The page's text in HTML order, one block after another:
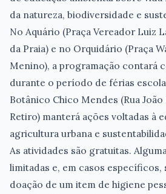
da natureza, biodiversidade e
No Aquário (Praça Vereador Luiz
da Praia) e no Orquidário (Praça
Menino), a programação contará
durante o período de férias
Botânico Chico Mendes (Rua
Retiro) manterá ações voltadas à
agricultura urbana e
As atividades são gratuitas.
limitadas e, em casos específicos,
doação de um item de higiene